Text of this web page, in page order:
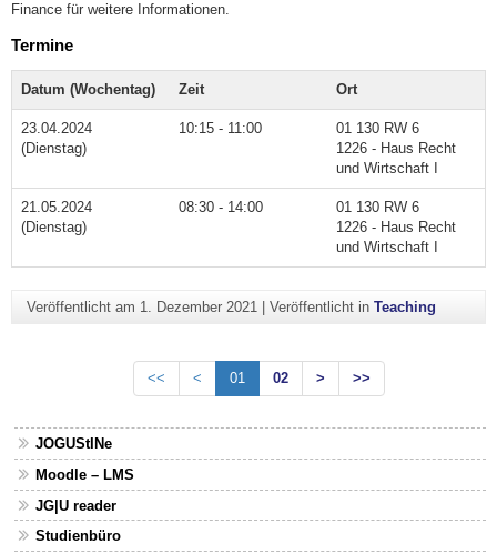
Finance für weitere Informationen.
Termine
Datum (Wochentag) Zeit Ort
23.04.2024
(Dienstag)
10:15 - 11:00
01 130 RW 6
1226 - Haus Recht
und Wirtschaft I
21.05.2024
(Dienstag)
08:30 - 14:00
01 130 RW 6
1226 - Haus Recht
und Wirtschaft I
Veröffentlicht am 1. Dezember 2021| Veröffentlicht in Teaching
<< < 01 02 > >>
JOGUStINe
Moodle – LMS
JG|U reader
Studienbüro